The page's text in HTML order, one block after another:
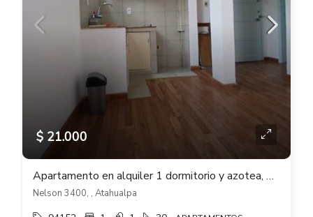
$ 21.000
Apartamento en alquiler 1 dormitorio y azotea, 1er piso x escalera en Atahualpa
Nelson 3400, , Atahualpa